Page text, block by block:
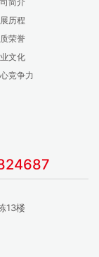
历程
荣誉
文化
竞争力
13楼